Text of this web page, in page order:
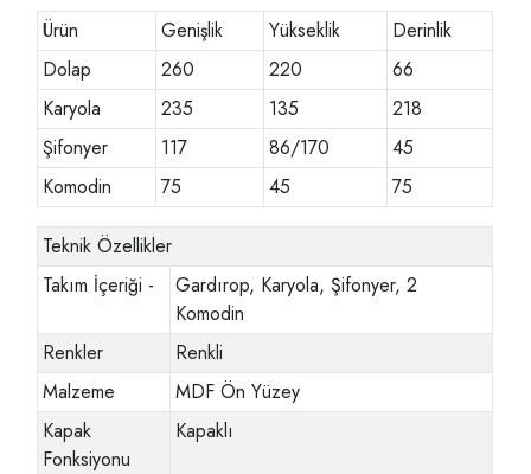
Ürün Genişlik Yükseklik
Derinlik
Dolap
260 220
66
Karyola
235 135
218
Şifonyer
117 86/170
45
Komodin
75 45 75
Teknik Özellikler
Takım İçeriği -
Gardırop, Karyola, Şifonyer, 2
Komodin
Renkler
Renkli
Malzeme
MDF Ön Yüzey
Kapak
Fonksiyonu
Kapaklı